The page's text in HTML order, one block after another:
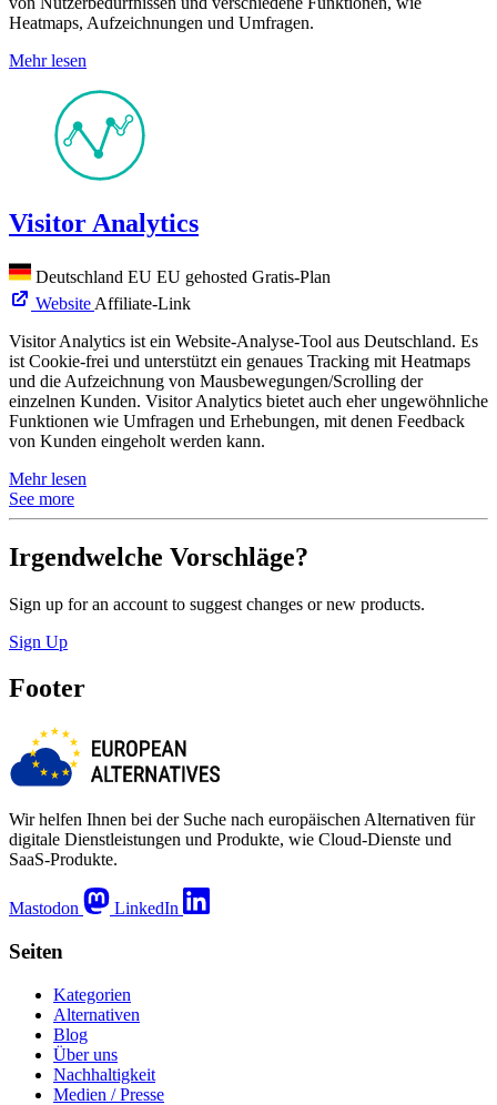
Heatmaps, Aufzeichnungen und Umfragen.
Mehr lesen
Visitor Analytics
Deutschland EU EU gehosted Gratis-Plan
Website Affiliate-Link
Visitor Analytics ist ein Website-Analyse-Tool aus Deutschland. Es
ist Cookie-frei und unterstützt ein genaues Tracking mit Heatmaps
und die Aufzeichnung von Mausbewegungen/Scrolling der
einzelnen Kunden. Visitor Analytics bietet auch eher ungewöhnliche
Funktionen wie Umfragen und Erhebungen, mit denen Feedback
von Kunden eingeholt werden kann.
Mehr lesen
See more
Irgendwelche Vorschläge?
Sign up for an account to suggest changes or new products.
Sign Up
Footer
Wir helfen Ihnen bei der Suche nach europäischen Alternativen für
digitale Dienstleistungen und Produkte, wie Cloud-Dienste und
SaaS-Produkte.
Mastodon LinkedIn
Seiten
Kategorien
Alternativen
Blog
Über uns
Nachhaltigkeit
Medien / Presse